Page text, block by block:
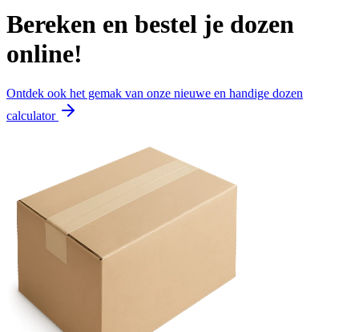
Bereken en bestel je dozen
online!
Ontdek ook het gemak van onze nieuwe en handige dozen
calculator